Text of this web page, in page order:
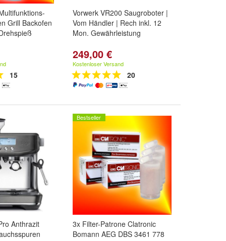
Grill Backofen
15
Vorwerk VR200 Saugroboter |
Vom Händler | Rech inkl. 12
Mon. Gewährleistung
249,00 €
Kostenloser Versand
20
Anthrazit
Bestseller
3x Filter-Patrone Clatronic
Bomann AEG DBS 3461 778